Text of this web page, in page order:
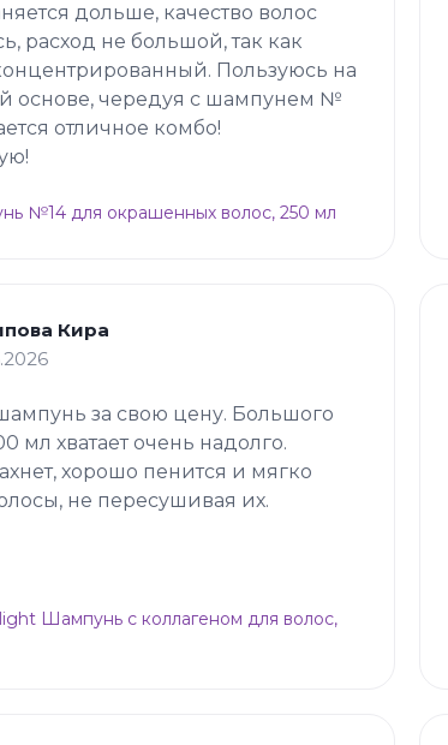
дольше, качество волос
расход не большой, так как
Пользуюсь на
основе, чередуя с шампунем №
отличное комбо!
№14 для окрашенных волос, 250 мл
Кира
за свою цену. Большого
мл хватает очень надолго.
хорошо пенится и мягко
не пересушивая их.
Шампунь с коллагеном для волос,